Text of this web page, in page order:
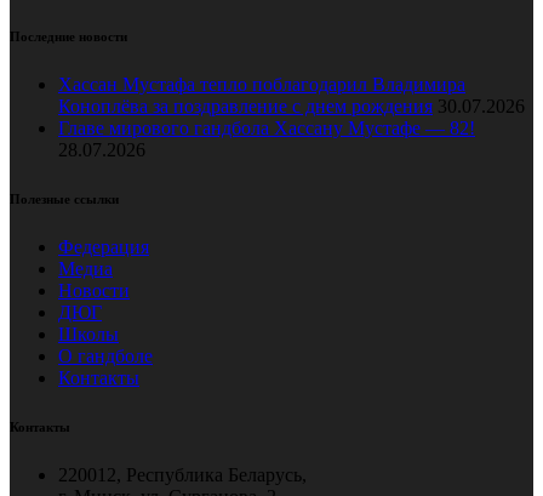
Последние новости
Хассан Мустафа тепло поблагодарил Владимира
Коноплёва за поздравление с днем рождения 30.07.2026
Главе мирового гандбола Хассану Мустафе — 82!
28.07.2026
Полезные ссылки
Федерация
Медиа
Новости
ДЮГ
Школы
О гандболе
Контакты
Контакты
220012, Республика Беларусь,